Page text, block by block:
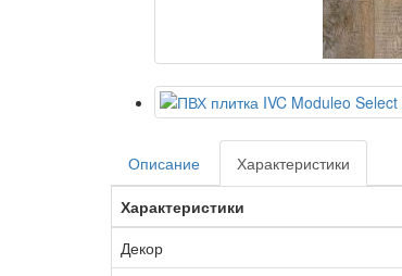
Описание
Характеристики
Характеристики
Декор